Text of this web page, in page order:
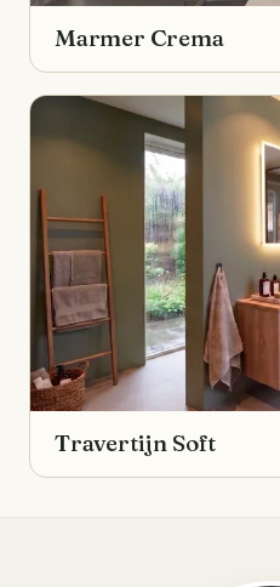
Marmer Crema
Travertijn Soft